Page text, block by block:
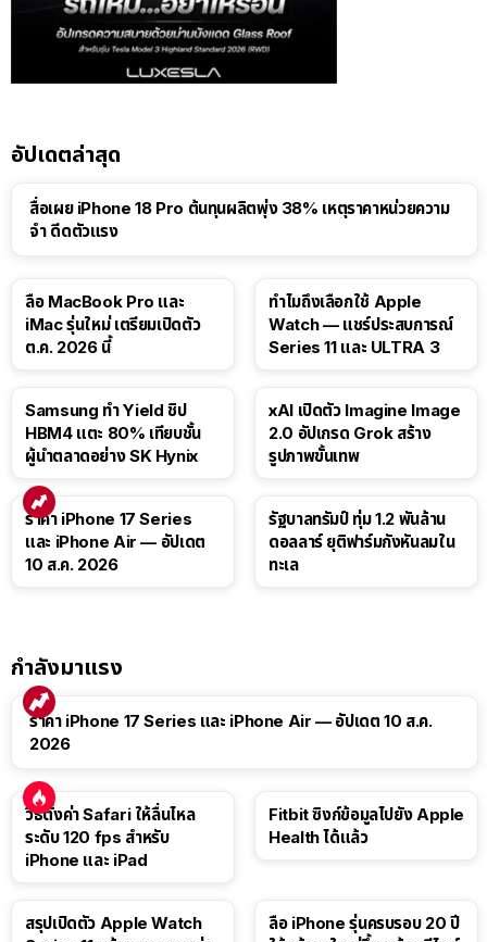
อัปเดตล่าสุด
สื่อเผย iPhone 18 Pro ต้นทุนผลิตพุ่ง 38% เหตุราคาหน่วยความ
จำ ดีดตัวแรง
ลือ MacBook Pro และ
iMac รุ่นใหม่ เตรียมเปิดตัว
ต.ค. 2026 นี้
ทำไมถึงเลือกใช้ Apple
Watch — แชร์ประสบการณ์
Series 11 และ ULTRA 3
Samsung ทำ Yield ชิป
HBM4 แตะ 80% เทียบชั้น
ผู้นำตลาดอย่าง SK Hynix
xAI เปิดตัว Imagine Image
2.0 อัปเกรด Grok สร้าง
รูปภาพขั้นเทพ
ราคา iPhone 17 Series
และ iPhone Air — อัปเดต
10 ส.ค. 2026
รัฐบาลทรัมป์ ทุ่ม 1.2 พันล้าน
ดอลลาร์ ยุติฟาร์มกังหันลมใน
ทะเล
กำลังมาแรง
ราคา iPhone 17 Series และ iPhone Air — อัปเดต 10 ส.ค.
2026
วิธีตั้งค่า Safari ให้ลื่นไหล
ระดับ 120 fps สำหรับ
iPhone และ iPad
Fitbit ซิงก์ข้อมูลไปยัง Apple
Health ได้แล้ว
สรุปเปิดตัว Apple Watch
ลือ iPhone รุ่นครบรอบ 20 ปี